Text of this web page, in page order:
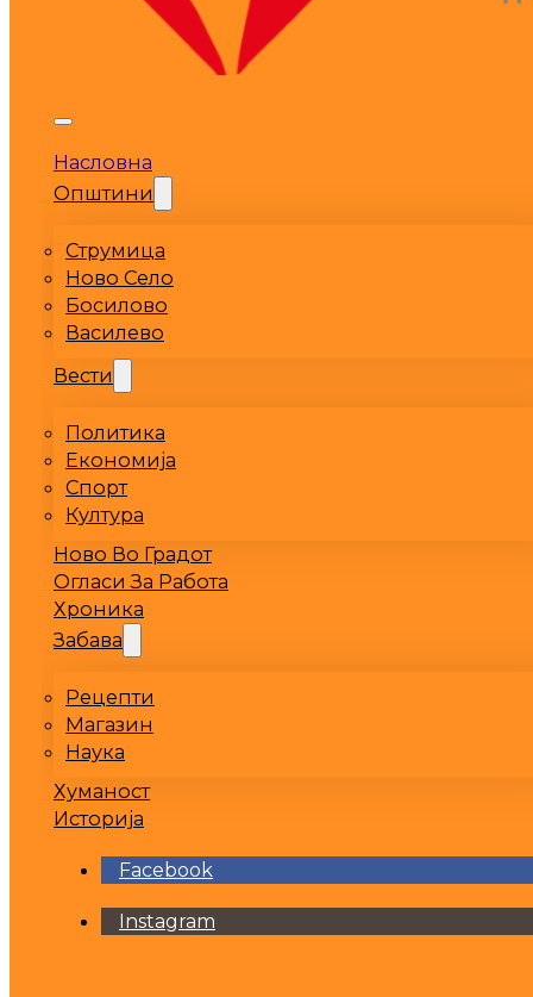
Насловна
Општини
Струмица
Ново Село
Босилово
Василево
Вести
Политика
Економија
Спорт
Култура
Ново Во Градот
Огласи За Работа
Хроника
Забава
Рецепти
Магазин
Наука
Хуманост
Историја
Facebook
Instagram